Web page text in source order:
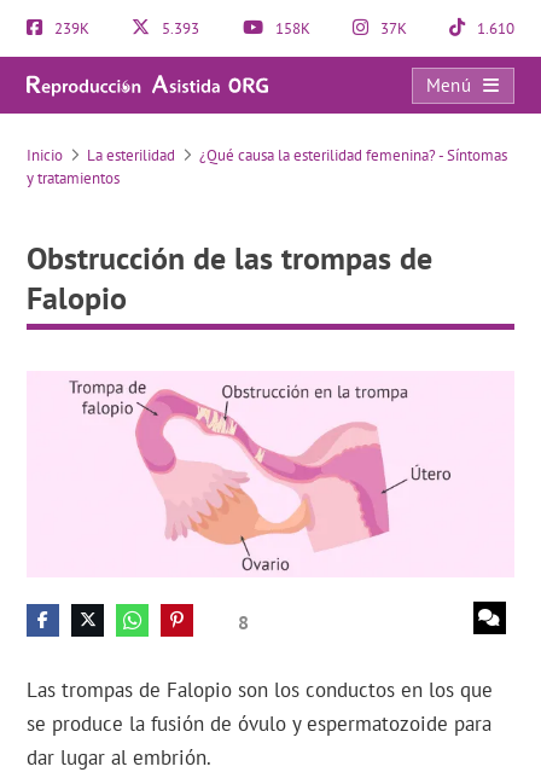
239K 5.393 158K 37K 1.610
Menú
Obstrucción de las trompas de Falopio
Inicio La esterilidad
¿Qué causa la esterilidad femenina? - Síntomas
y tratamientos
Obstrucción de las trompas de
Falopio
8
Las trompas de Falopio son los conductos en los que
se produce la fusión de óvulo y espermatozoide para
dar lugar al embrión.